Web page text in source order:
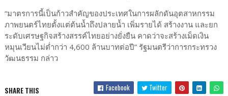
“มาตรการนี้เป็นก้าวสำคัญของประเทศในการผลักดันอุตสาหกรรม
ภาพยนตร์ไทยตั้งแต่ต้นน้ำถึงปลายน้ำ เพิ่มรายได้ สร้างงาน และยก
ระดับเศรษฐกิจสร้างสรรค์ไทยอย่างยั่งยืน คาดว่าจะสร้างเม็ดเงิน
หมุนเวียนไม่ต่ำกว่า 4,600 ล้านบาทต่อปี” รัฐมนตรีว่าการกระทรวง
วัฒนธรรม กล่าว
SHARE THIS Facebook Twitter